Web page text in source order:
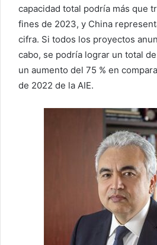
capacidad total podría más que
fines de 2023, y China
cifra. Si todos los proyectos
cabo, se podría lograr un total
un aumento del 75 % en
de 2022 de la AIE.